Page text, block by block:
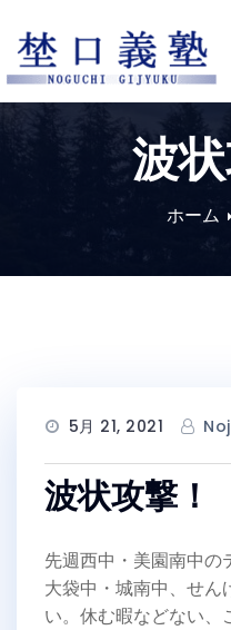
content
波
ホーム
5月 21, 2021
波状攻撃！
先週西中・美園南中の
大袋中・城南中、せん
い。休む暇などない、